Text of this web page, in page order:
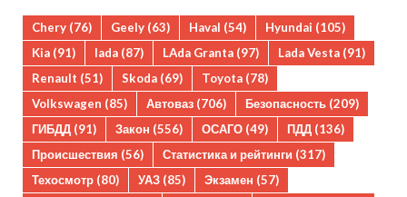
Chery (76) Geely (63) Haval (54) Hyundai (105)
Kia (91) lada (87) LAda Granta (97) Lada Vesta (91)
Renault (51) Skoda (69) Toyota (78)
Volkswagen (85) Автоваз (706) Безопасность (209)
ГИБДД (91) Закон (556) ОСАГО (49) ПДД (136)
Происшествия (56) Статистика и рейтинги (317)
Техосмотр (80) УАЗ (85) Экзамен (57)